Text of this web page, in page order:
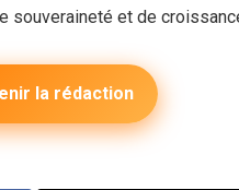
souveraineté et de
la rédaction